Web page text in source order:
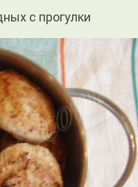
с прогулки